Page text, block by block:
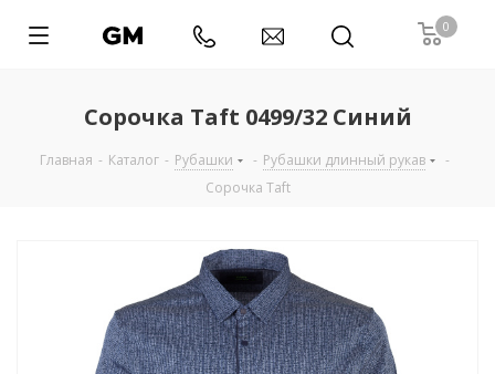
0
Сорочка Taft 0499/32 Синий
Главная - Каталог - Рубашки - Рубашки длинный рукав
-
Сорочка Taft